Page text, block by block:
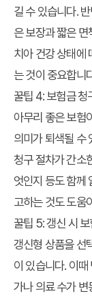
길 수 있습니다.
은 보장과 짧은
치아 건강 상태에
는 것이 중요합니
꿀팁 4: 보험금 청
아무리 좋은 보험
의미가 퇴색될 수
청구 절차가 간소
엇인지 등도 함께
고하는 것도 도움
꿀팁 5: 갱신 시
갱신형 상품을 선
이 있습니다. 이
가나 의료 수가